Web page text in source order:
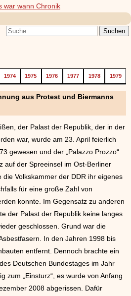
1974 1975 1976 1977 1978 1979
aus Protest und Biermanns
der Palast der Republik, der in der
war, wurde am 23. April feierlich
gewesen und der „Palazzo Prozzo“
auf der Spreeinsel im Ost-Berliner
Volkskammer der DDR ihr eigenes
für eine große Zahl von
konnte. Im Gegensatz zu anderen
der Palast der Republik keine langes
geschlossen. Grund war die
In den Jahren 1998 bis
entfernt. Dennoch brachte ein
Deutschen Bundestages im Jahr
zum „Einsturz“, es wurde von Anfang
2008 abgerissen. Dafür